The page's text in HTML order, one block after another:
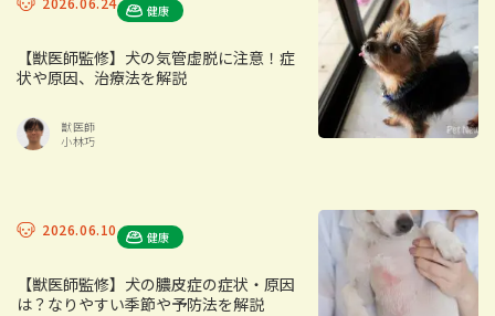
健康
【獣医師監修】犬の気管虚脱に注意！症
状や原因、治療法を解説
獣医師
小林巧
2026.06.10 健康
【獣医師監修】犬の膿皮症の症状・原因
は？なりやすい季節や予防法を解説